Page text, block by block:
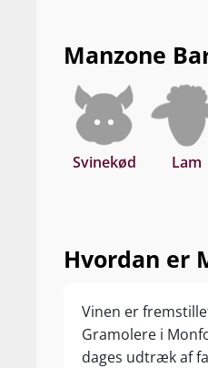
Manzone
Svinekød Lam
Hvordan er
Vinen er
Gramolere i
dages udtræk af